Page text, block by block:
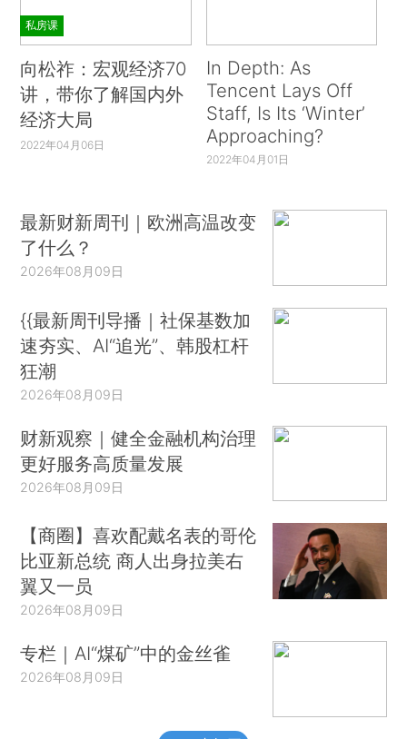
私房课
向松祚：宏观经济70
讲，带你了解国内外
经济大局
2022年04月06日
In Depth: As
Tencent Lays Off
Staff, Is Its ‘Winter’
Approaching?
2022年04月01日
最新财新周刊｜欧洲高温改变
了什么？
2026年08月09日
{{最新周刊导播｜社保基数加
速夯实、AI“追光”、韩股杠杆
狂潮
2026年08月09日
财新观察｜健全金融机构治理
更好服务高质量发展
2026年08月09日
【商圈】喜欢配戴名表的哥伦
比亚新总统 商人出身拉美右
翼又一员
2026年08月09日
专栏｜AI“煤矿”中的金丝雀
2026年08月09日